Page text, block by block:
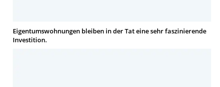
Eigentumswohnungen bleiben in der Tat eine sehr faszinierende
Investition.